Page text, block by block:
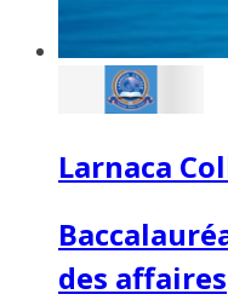
Larnaca
des affaires